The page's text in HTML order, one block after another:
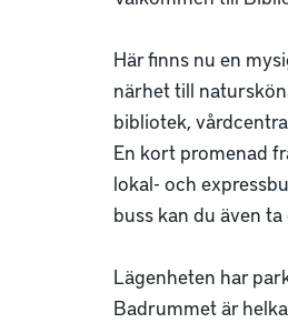
Här finns nu en
närhet till
bibliotek,
En kort promenad
lokal- och
buss kan du även
Lägenheten har
Badrummet är